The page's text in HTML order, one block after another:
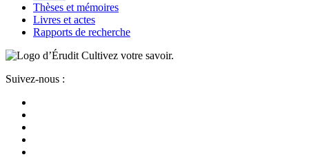
Thèses et mémoires
Livres et actes
Rapports de recherche
Cultivez votre savoir.
Suivez-nous :